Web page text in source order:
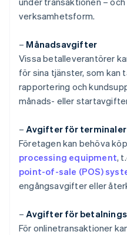
verksamhetsform.
– Månadsavgifter
Vissa betalleverantörer
för sina tjänster, som kan
rapportering och
månads- eller
–Avgifter för
Företagen kan behöva
processing equipment,
point-of-sale (POS)
engångsavgifter eller
–Avgifter för
För onlinetransaktioner